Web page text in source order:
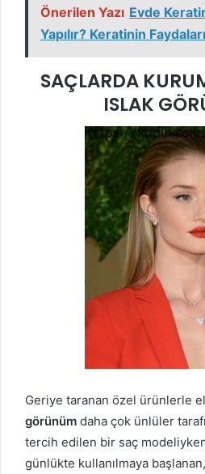
Önerilen Yazı Evde
Yapılır? Keratinin Faydaları
SAÇLARDA
ISLAK
Geriye taranan özel ürünlerle
görünüm daha çok ünlüler
tercih edilen bir saç
günlükte kullanılmaya